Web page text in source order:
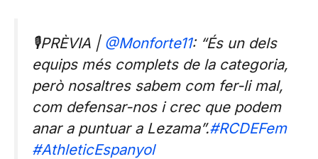
🎙️PRÈVIA | @Monforte11: “És un dels
equips més complets de la categoria,
però nosaltres sabem com fer-li mal,
com defensar-nos i crec que podem
anar a puntuar a Lezama”.#RCDEFem
#AthleticEspanyol